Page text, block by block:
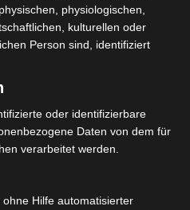
physiologischen,
kulturellen oder
Person sind, identifiziert
oder identifizierbare
Daten von dem für
verarbeitet werden.
Hilfe automatisierter